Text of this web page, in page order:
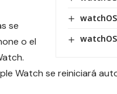
se
o el
Watch se reiniciará